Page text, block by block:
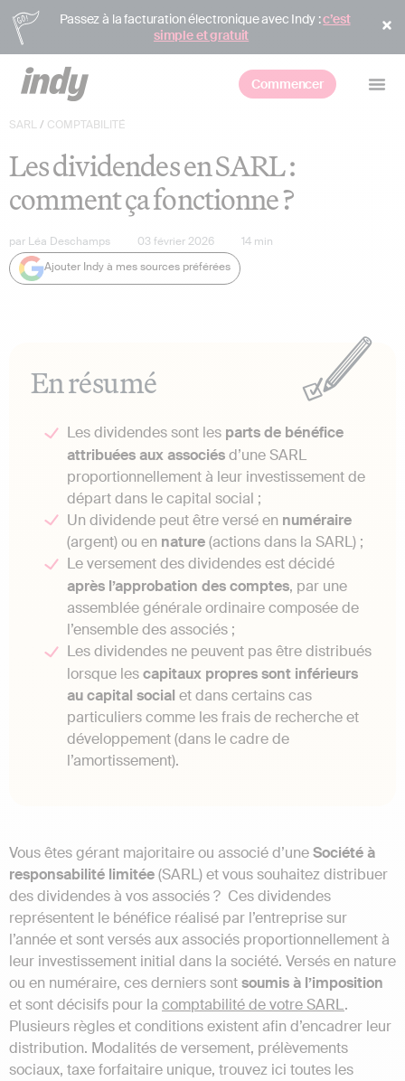
Passez à la facturation électronique avec Indy :c’est
simple et gratuit
Commencer
SARL/ COMPTABILITÉ
Les dividendes en SARL :
comment ça fonctionne ?
par Léa Deschamps 03 février 2026 14 min
Ajouter Indy à mes sources préférées
En résumé
Les dividendes sont les parts de bénéfice
attribuées aux associésd’une SARL
proportionnellement à leur investissement de
départ dans le capital social ;
Un dividende peut être versé en numéraire
(argent) ou en nature(actions dans la SARL) ;
Le versement des dividendes est décidé
après l’approbation des comptes, par une
assemblée générale ordinaire composée de
l’ensemble des associés ;
Les dividendes ne peuvent pas être distribués
lorsque lescapitaux propres sont inférieurs
au capital social et dans certains cas
particuliers comme les frais de recherche et
développement (dans le cadre de
l’amortissement).
Vous êtes gérant majoritaire ou associé d’uneSociété à
responsabilité limitée(SARL) et vous souhaitez distribuer
des dividendes à vos associés ? Ces dividendes
représentent le bénéfice réalisé par l’entreprise sur
l’année et sont versés aux associés proportionnellement à
leur investissement initial dans la société. Versés en nature
ou en numéraire, ces derniers sontsoumis à l’imposition
et sont décisifs pour la comptabilité de votre SARL.
Plusieurs règles et conditions existent afin d’encadrer leur
distribution. Modalités de versement, prélèvements
sociaux, taxe forfaitaire unique, trouvez ici toutes les